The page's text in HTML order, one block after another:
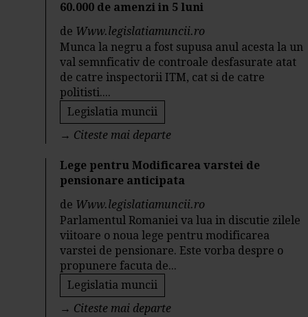
60.000 de amenzi in 5 luni
de Www.legislatiamuncii.ro
Munca la negru a fost supusa anul acesta la un
val semnficativ de controale desfasurate atat
de catre inspectorii ITM, cat si de catre
politisti....
Legislatia muncii
→ Citeste mai departe
Lege pentru Modificarea varstei de
pensionare anticipata
de Www.legislatiamuncii.ro
Parlamentul Romaniei va lua in discutie zilele
viitoare o noua lege pentru modificarea
varstei de pensionare. Este vorba despre o
propunere facuta de...
Legislatia muncii
→ Citeste mai departe